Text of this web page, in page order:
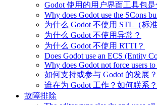
Godot 使用的用户界面工具包是
Why does Godot use the SCons
为什么 Godot 不使用 STL（标
为什么 Godot 不使用异常？
为什么 Godot 不使用 RTTI？
Does Godot use an ECS (Entity
Why does Godot not force users
如何支持或参与 Godot 的发展？
谁在为 Godot 工作？如何联系？
故障排除